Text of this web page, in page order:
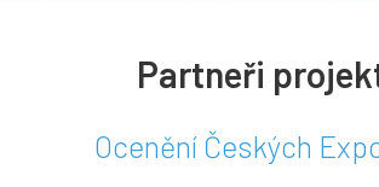
Partneři
Ocenění Českých